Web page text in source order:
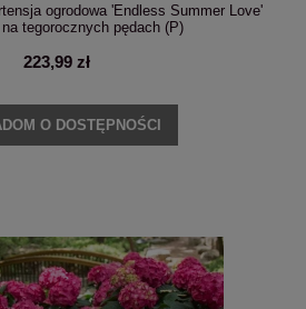
ogrodowa 'Endless Summer Love'
tegorocznych pędach (P)
223,99 zł
O DOSTĘPNOŚCI